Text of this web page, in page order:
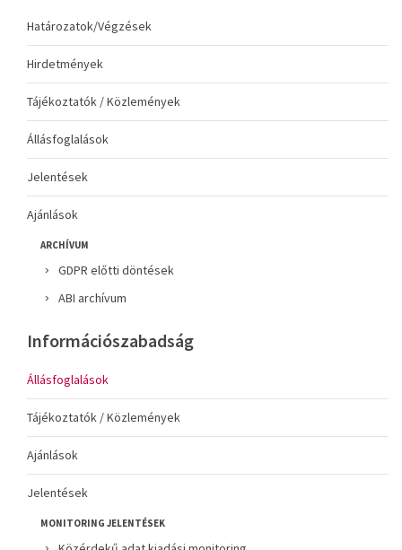
Határozatok/Végzések
Hirdetmények
Tájékoztatók / Közlemények
Állásfoglalások
Jelentések
Ajánlások
ARCHÍVUM
GDPR előtti döntések
ABI archívum
Információszabadság
Állásfoglalások
Tájékoztatók / Közlemények
Ajánlások
Jelentések
MONITORING JELENTÉSEK